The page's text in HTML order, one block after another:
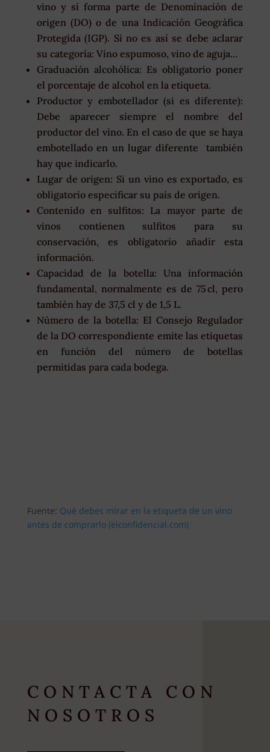
vino y si forma parte de Denominación de
origen (DO) o de una Indicación Geográfica
Protegida (IGP). Si no es así se debe aclarar
su categoría: Vino espumoso, vino de aguja…
Graduación alcohólica: Es obligatorio poner
el porcentaje de alcohol en la etiqueta.
Productor y embotellador (si es diferente):
Debe aparecer siempre el nombre del
productor del vino. En el caso de que se haya
embotellado en un lugar diferente también
hay que indicarlo.
Lugar de origen: Si un vino es exportado, es
obligatorio especificar su país de origen.
Contenido en sulfitos: La mayor parte de
vinos contienen sulfitos para su
conservación, es obligatorio añadir esta
información.
Capacidad de la botella: Una información
fundamental, normalmente es de 75 cl, pero
también hay de 37,5 cl y de 1,5 L.
Número de la botella: El Consejo Regulador
de la DO correspondiente emite las etiquetas
en función del número de botellas
permitidas para cada bodega.
Fuente: Qué debes mirar en la etiqueta de un vino
antes de comprarlo (elconfidencial.com)
CONTACTA CON
NOSOTROS